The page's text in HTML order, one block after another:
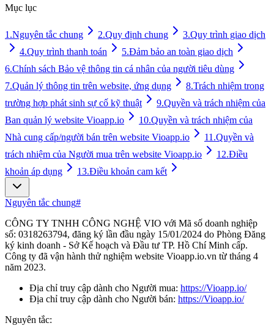
Mục lục
1.Nguyên tắc chung 2.Quy định chung 3.Quy trình giao dịch
4.Quy trình thanh toán 5.Đảm bảo an toàn giao dịch
6.Chính sách Bảo vệ thông tin cá nhân của người tiêu dùng
7.Quản lý thông tin trên website, ứng dụng 8.Trách nhiệm trong
trường hợp phát sinh sự cố kỹ thuật
9.Quyền và trách nhiệm của
Ban quản lý website Vioapp.io
10.Quyền và trách nhiệm của
Nhà cung cấp/người bán trên website Vioapp.io
11.Quyền và
trách nhiệm của Người mua trên website Vioapp.io
12.Điều
khoản áp dụng
13.Điều khoản cam kết
Nguyên tắc chung#
CÔNG TY TNHH CÔNG NGHỆ VIO với Mã số doanh nghiệp
số: 0318263794, đăng ký lần đầu ngày 15/01/2024 do Phòng Đăng
ký kinh doanh - Sở Kế hoạch và Đầu tư TP. Hồ Chí Minh cấp.
Công ty đã vận hành thử nghiệm website Vioapp.io.vn từ tháng 4
năm 2023.
Địa chỉ truy cập dành cho Người mua: https://Vioapp.io/
Địa chỉ truy cập dành cho Người bán: https://Vioapp.io/
Nguyên tắc: